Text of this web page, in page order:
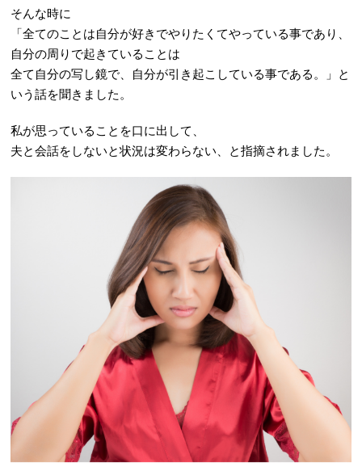
そんな時に
「全てのことは自分が好きでやりたくてやっている事であり、
自分の周りで起きていることは
全て自分の写し鏡で、自分が引き起こしている事である。」と
いう話を聞きました。
私が思っていることを口に出して、
夫と会話をしないと状況は変わらない、と指摘されました。